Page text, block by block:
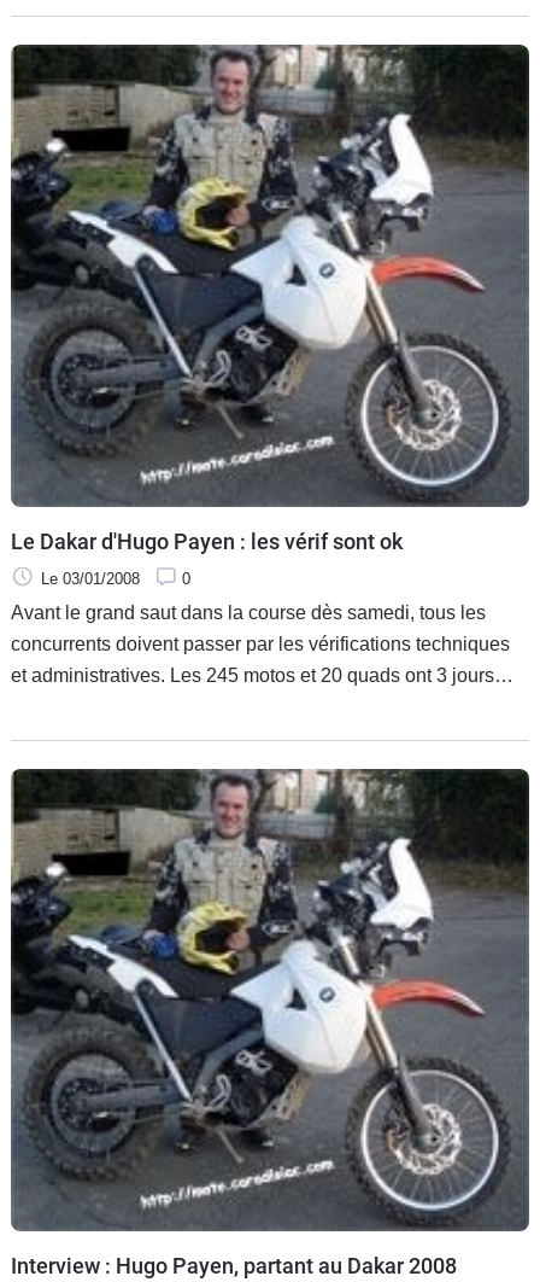
qui a été annulé cette année.
Le Dakar d'Hugo Payen : les vérif sont ok
Le 03/01/2008 0
Avant le grand saut dans la course dès samedi, tous les
concurrents doivent passer par les vérifications techniques
et administratives. Les 245 motos et 20 quads ont 3 jours
vérifications. C'est hier dans la soirée, qu'Hugo Payen a
franchit avec succès ce premier cap.
Interview : Hugo Payen, partant au Dakar 2008